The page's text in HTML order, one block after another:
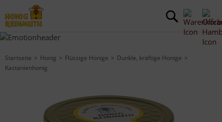
Startseite Honig Flüssige Honige
Dunkle, kräftige Honige
Kastanienhonig